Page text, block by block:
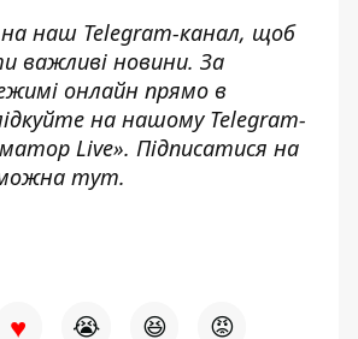
на наш Telegram-канал, щоб
важливі новини. За
онлайн прямо в
на нашому Telegram-
Live». Підписатися на
тут.
♥ 😭 😆 😡